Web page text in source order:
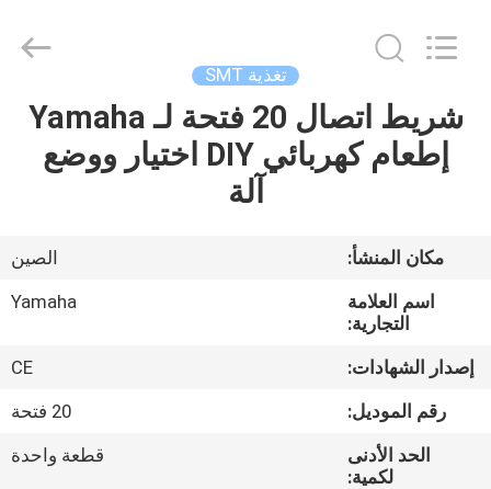
بيت
منتجات
مقاطع
الفيديو
معلومات
جولة
TECHNOLOGY
LIMITED.
تغذية SMT
شريط اتصال 20 فتحة لـ Yamaha
إطعام كهربائي DIY اختيار ووضع
آلة
مكان المنشأ:
الصين
اسم العلامة
التجارية:
Yamaha
إصدار الشهادات:
CE
رقم الموديل:
20 فتحة
الحد الأدنى
لكمية:
قطعة واحدة